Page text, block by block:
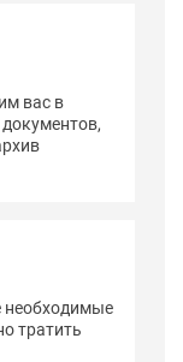
вас в
необходимые
тратить